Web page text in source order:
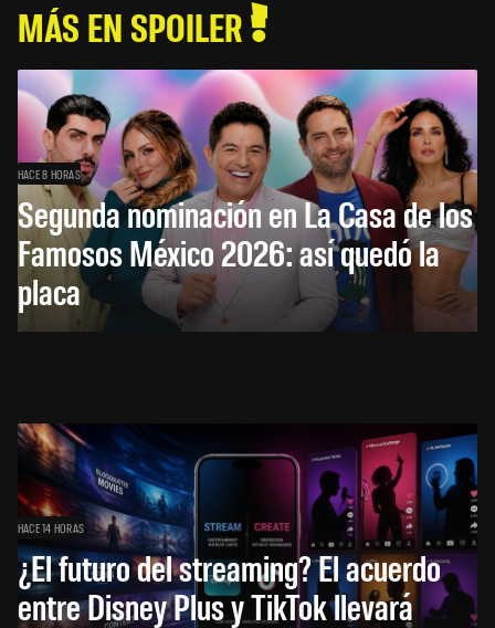
MÁS EN SPOILER
HACE 8 HORAS
Segunda nominación en La Casa de los
Famosos México 2026: así quedó la
placa
HACE 14 HORAS
¿El futuro del streaming? El acuerdo
entre Disney Plus y TikTok llevará